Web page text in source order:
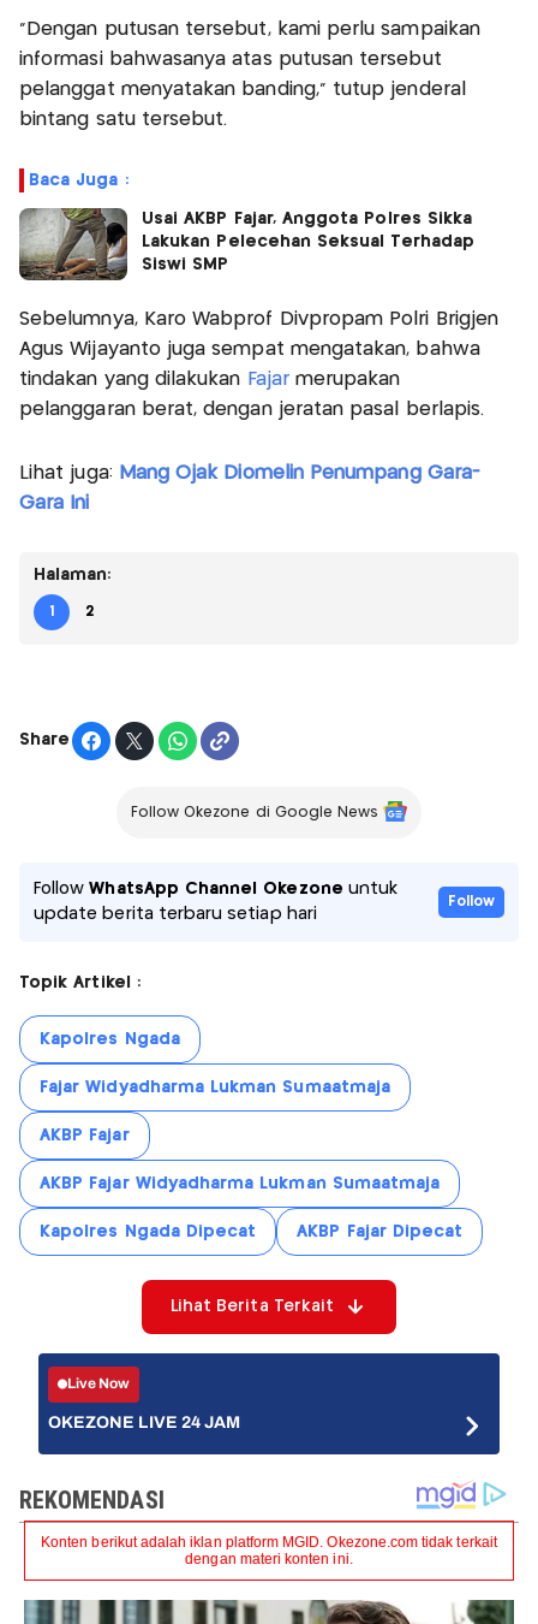
"Dengan putusan tersebut, kami perlu sampaikan
informasi bahwasanya atas putusan tersebut
pelanggat menyatakan banding," tutup jenderal
bintang satu tersebut.
Baca Juga :
Usai AKBP Fajar, Anggota Polres Sikka
Lakukan Pelecehan Seksual Terhadap
Siswi SMP
Sebelumnya, Karo Wabprof Divpropam Polri Brigjen
Agus Wijayanto juga sempat mengatakan, bahwa
tindakan yang dilakukan Fajarmerupakan
pelanggaran berat, dengan jeratan pasal berlapis.
Lihat juga: Mang Ojak Diomelin Penumpang Gara-
Gara Ini
Halaman:
1 2
Share
Follow Okezone di Google News
FollowWhatsApp Channel Okezone untuk
update berita terbaru setiap hari
Follow
Topik Artikel :
Kapolres Ngada
Fajar Widyadharma Lukman Sumaatmaja
AKBP Fajar
AKBP Fajar Widyadharma Lukman Sumaatmaja
Kapolres Ngada Dipecat AKBP Fajar Dipecat
Lihat Berita Terkait
Live Now
OKEZONE LIVE 24 JAM